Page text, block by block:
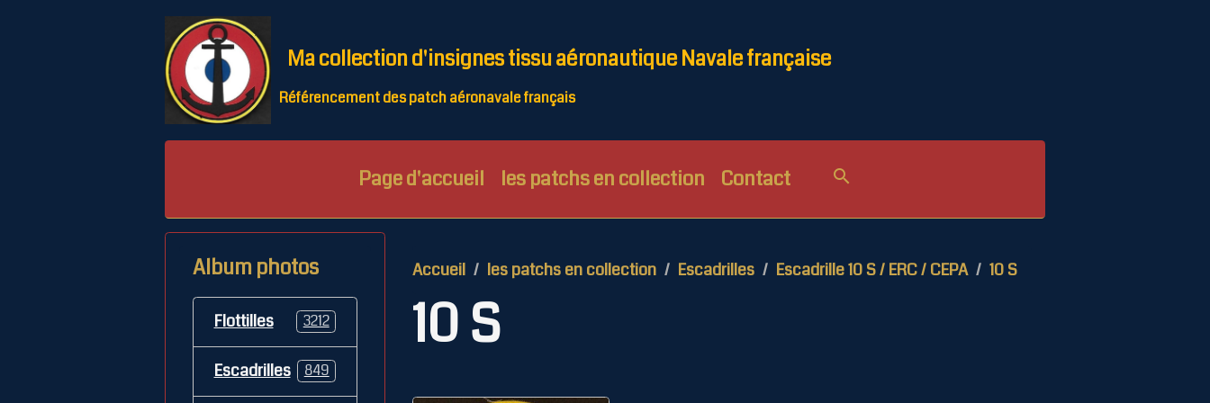
Ma collection d'insignes tissu aéronautique Navale française
Référencement des patch aéronavale français
Page d'accueil les patchs en collection Contact
Accueil les patchs en collection Escadrilles Escadrille 10 S / ERC / CEPA 10 S
10 S
Album photos
Flottilles 3212
Escadrilles 849